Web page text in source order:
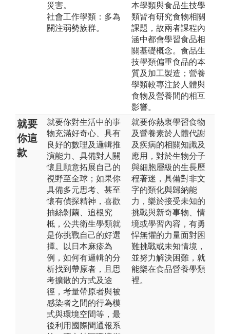
災害。
社會工作學類：多為
關注弱勢族群。
本學類與食品生技學
類皆有研究食物相關
課題，故兩者課程內
涵中都會學習食品相
關基礎概念。食品生
技學類偏重食品的本
質及加工製造；營養
學類較專注於人體與
食物及營養間的相互
影響。
就要
你這
款
就要你對生活中的事
物充滿好奇心、具有
良好的數理及邏輯推
演能力、具備對人關
懷且願意拓展自己的
視野至全球；如果你
具備多元思考、甚至
懷有偵探精神，喜歡
抽絲剝繭、追根究
柢，公共衛生學類就
是你挑戰自己的好選
擇。以日本麻疹為
例，如何有邏輯的分
析找到帶原者，且思
考擴散的方式及途
徑，考量帶原者與被
感染者之間的行為模
式與環境空間等，最
後利用國際間通報系
就要你熱衷學習食物
及營養素於人體代謝
及疾病的相關知識及
應用，對於生物分子
與細胞層級的生長歷
程著迷，具備對非文
字的類化與歸納能
力，樂於接受未知的
挑戰與新奇事物、情
境或學習內容，有勇
悍無懼的力量面對困
難挑戰或未知情境，
並努力解決困難，就
能樂在食品營養學類
裡。